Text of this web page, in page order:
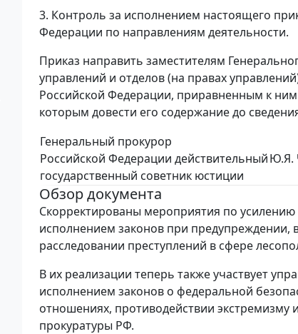
3. Контроль за исполнением настоящего
Федерации по направлениям деятельности.
Приказ направить заместителям
управлений и отделов (на правах
Российской Федерации, приравненным к
которым довести его содержание до
Генеральный прокурор
Российской Федерации действительный
государственный советник юстиции
Ю.Я.
Обзор документа
Скорректированы мероприятия по усилению
исполнением законов при предупреждении,
расследовании преступлений в сфере
В их реализации теперь также участвует
исполнением законов о федеральной
отношениях, противодействии экстремизму
прокуратуры РФ.